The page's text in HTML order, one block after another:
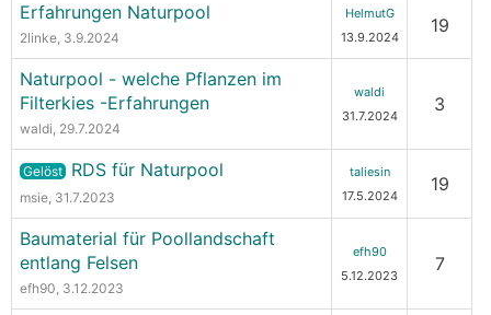
Erfahrungen Naturpool
2linke, 3.9.2024
HelmutG
13.9.2024
19
Naturpool - welche Pflanzen im
Filterkies -Erfahrungen
waldi, 29.7.2024
waldi
31.7.2024
3
Gelöst RDS für Naturpool
msie, 31.7.2023
taliesin
17.5.2024
19
Baumaterial für Poollandschaft
entlang Felsen
efh90, 3.12.2023
efh90
5.12.2023
7